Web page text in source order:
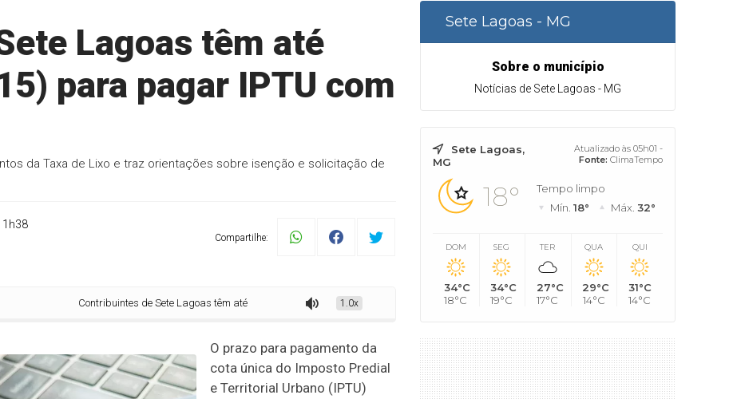
Lagoas têm até
para pagar IPTU com
da Taxa de Lixo e traz orientações sobre isenção e solicitação de
Compartilhe:
Contribuintes de Sete Lagoas têm até esta sexta-feira (15) para pagar IPTU com 5% de desconto
1.0x
O prazo para pagamento da
cota única do Imposto Predial
e Territorial Urbano (IPTU)
Sete Lagoas - MG
Sobre o município
Notícias de Sete Lagoas - MG
Sete Lagoas,
MG
Atualizado às 05h01 -
Fonte: ClimaTempo
18°
Tempo limpo
Mín. 18° Máx. 32°
DOM
34°C
18°C
SEG
34°C
19°C
TER
27°C
17°C
QUA
29°C
14°C
QUI
31°C
14°C